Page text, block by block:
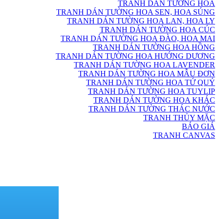
TRANH DÁN TƯỜNG HOA
TRANH DÁN TƯỜNG HOA SEN, HOA SÚNG
TRANH DÁN TƯỜNG HOA LAN, HOA LY
TRANH DÁN TƯỜNG HOA CÚC
TRANH DÁN TƯỜNG HOA ĐÀO, HOA MAI
TRANH DÁN TƯỜNG HOA HỒNG
TRANH DÁN TƯỜNG HOA HƯỚNG DƯƠNG
TRANH DÁN TƯỜNG HOA LAVENDER
TRANH DÁN TƯỜNG HOA MẪU ĐƠN
TRANH DÁN TƯỜNG HOA TỨ QUÝ
TRANH DÁN TƯỜNG HOA TUYLIP
TRANH DÁN TƯỜNG HOA KHÁC
TRANH DÁN TƯỜNG THÁC NƯỚC
TRANH THỦY MẶC
BÁO GIÁ
TRANH CANVAS